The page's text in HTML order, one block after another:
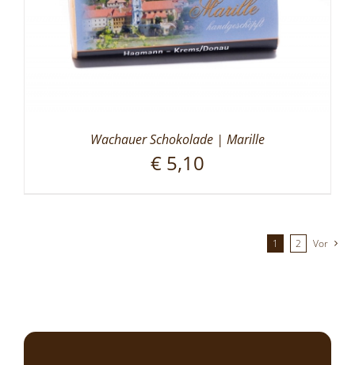
Wachauer Schokolade | Marille
€ 5,10
1 2 Vor